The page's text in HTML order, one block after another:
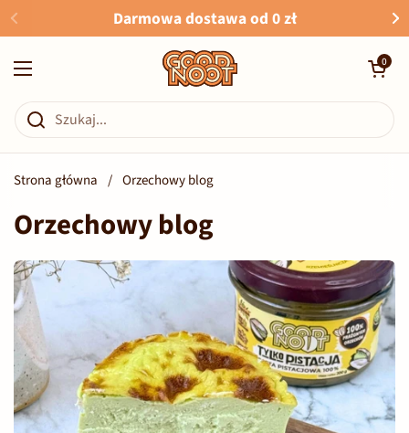
Przejdź do zawartościDarmowa dostawa od 0 zł
Otwórz menu
Otwórz
0
Strona główna / Orzechowy blog
Orzechowy blog